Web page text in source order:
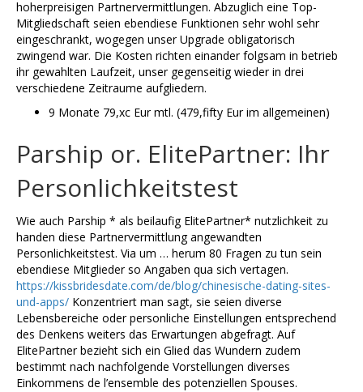
hoherpreisigen Partnervermittlungen. Abzuglich eine Top-
Mitgliedschaft seien ebendiese Funktionen sehr wohl sehr
eingeschrankt, wogegen unser Upgrade obligatorisch
zwingend war. Die Kosten richten einander folgsam in betrieb
ihr gewahlten Laufzeit, unser gegenseitig wieder in drei
verschiedene Zeitraume aufgliedern.
9 Monate 79,xc Eur mtl. (479,fifty Eur im allgemeinen)
Parship or. ElitePartner: Ihr
Personlichkeitstest
Wie auch Parship * als beilaufig ElitePartner* nutzlichkeit zu
handen diese Partnervermittlung angewandten
Personlichkeitstest. Via um … herum 80 Fragen zu tun sein
ebendiese Mitglieder so Angaben qua sich vertagen.
https://kissbridesdate.com/de/blog/chinesische-dating-sites-
und-apps/ Konzentriert man sagt, sie seien diverse
Lebensbereiche oder personliche Einstellungen entsprechend
des Denkens weiters das Erwartungen abgefragt. Auf
ElitePartner bezieht sich ein Glied das Wundern zudem
bestimmt nach nachfolgende Vorstellungen diverses
Einkommens de l’ensemble des potenziellen Spouses.